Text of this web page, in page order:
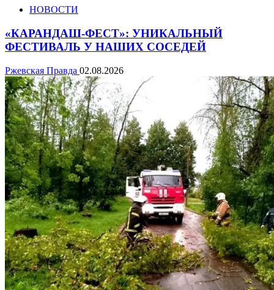
НОВОСТИ
«КАРАНДАШ-ФЕСТ»: УНИКАЛЬНЫЙ
ФЕСТИВАЛЬ У НАШИХ СОСЕДЕЙ
Ржевская Правда 02.08.2026